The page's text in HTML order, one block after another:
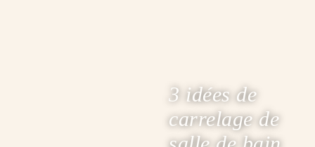
3 idées de
carrelage de